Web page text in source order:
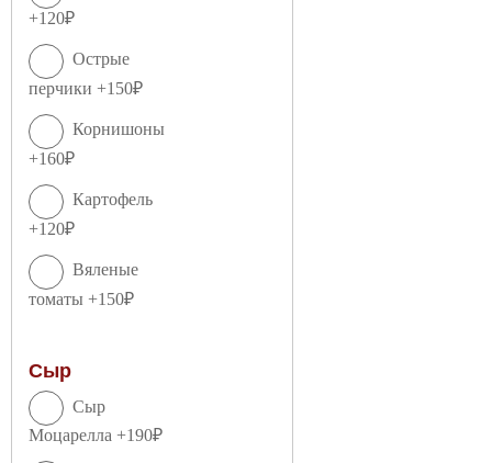
+120₽
Острые
перчики +150₽
Корнишоны
+160₽
Картофель
+120₽
Вяленые
томаты +150₽
Сыр
Сыр
Моцарелла +190₽